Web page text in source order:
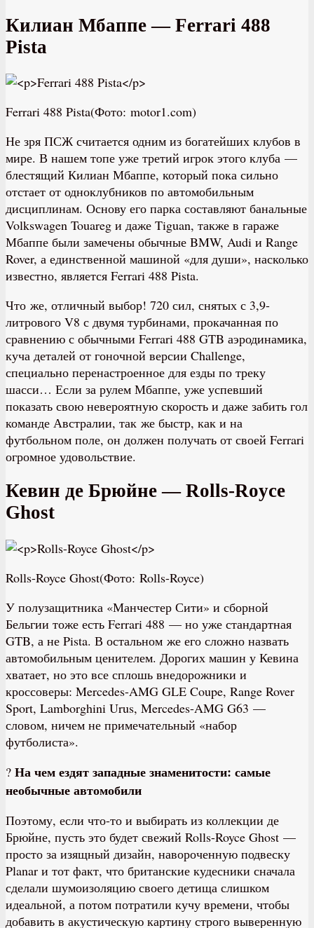
Килиан Мбаппе — Ferrari 488
Pista
Ferrari 488 Pista(Фото: motor1.com)
Не зря ПСЖ считается одним из богатейших клубов в
мире. В нашем топе уже третий игрок этого клуба —
блестящий Килиан Мбаппе, который пока сильно
отстает от одноклубников по автомобильным
дисциплинам. Основу его парка составляют банальные
Volkswagen Touareg и даже Tiguan, также в гараже
Мбаппе были замечены обычные BMW, Audi и Range
Rover, а единственной машиной «для души», насколько
известно, является Ferrari 488 Pista.
Что же, отличный выбор! 720 сил, снятых с 3,9-
литрового V8 с двумя турбинами, прокачанная по
сравнению с обычными Ferrari 488 GTB аэродинамика,
куча деталей от гоночной версии Challenge,
специально перенастроенное для езды по треку
шасси… Если за рулем Мбаппе, уже успевший
показать свою невероятную скорость и даже забить гол
команде Австралии, так же быстр, как и на
футбольном поле, он должен получать от своей Ferrari
огромное удовольствие.
Кевин де Брюйне — Rolls-Royce
Ghost
Rolls-Royce Ghost(Фото: Rolls-Royce)
У полузащитника «Манчестер Сити» и сборной
Бельгии тоже есть Ferrari 488 — но уже стандартная
GTB, а не Pista. В остальном же его сложно назвать
автомобильным ценителем. Дорогих машин у Кевина
хватает, но это все сплошь внедорожники и
кроссоверы: Mercedes-AMG GLE Coupe, Range Rover
Sport, Lamborghini Urus, Mercedes-AMG G63 —
словом, ничем не примечательный «набор
футболиста».
? На чем ездят западные знаменитости: самые
необычные автомобили
Поэтому, если что-то и выбирать из коллекции де
Брюйне, пусть это будет свежий Rolls-Royce Ghost —
просто за изящный дизайн, навороченную подвеску
Planar и тот факт, что британские кудесники сначала
сделали шумоизоляцию своего детища слишком
идеальной, а потом потратили кучу времени, чтобы
добавить в акустическую картину строго выверенную